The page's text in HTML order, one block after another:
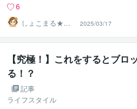
6
しょこまる★夢
を叶える専門家
2025/03/17
【究極！】これをするとブロ
る！？
記事
ライフスタイル